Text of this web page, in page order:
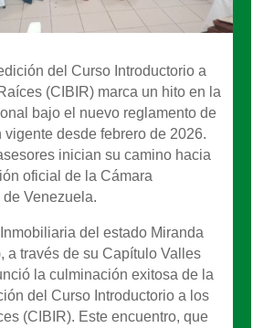
del Curso Introductorio a
(CIBIR) marca un hito en la
bajo el nuevo reglamento de
vigente desde febrero de 2026.
inician su camino hacia
oficial de la Cámara
de Venezuela.
del estado Miranda
a través de su Capítulo Valles
la culminación exitosa de la
del Curso Introductorio a los
(CIBIR). Este encuentro, que